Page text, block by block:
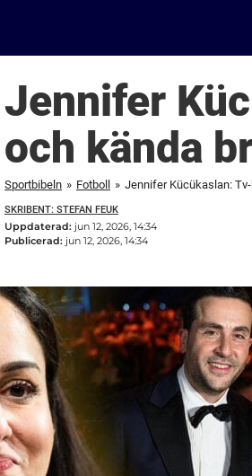
Jennifer
och kända
Sportbibeln » Fotboll » Jennifer Kücükaslan:
SKRIBENT: STEFAN FEUK
Uppdaterad: jun 12, 2026, 14:34
Publicerad: jun 12, 2026, 14:34